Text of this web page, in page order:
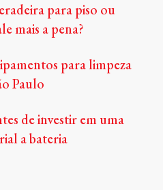
para piso ou
mais a pena?
para limpeza
Paulo
de investir em uma
a bateria